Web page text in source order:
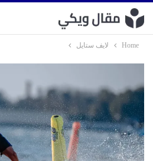
Home لايف ستايل